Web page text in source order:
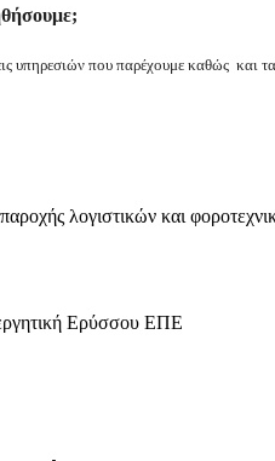
υπηρεσιών που παρέχουμε καθώς και
λογιστικών και
Ερύσσου ΕΠΕ